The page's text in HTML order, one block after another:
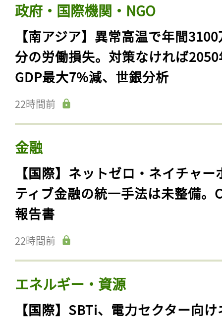
政府・国際機関・NGO
【南アジア】異常高温で年間
分の労働損失。対策なければ
GDP最大7%減、世銀分析
22時間前
金融
【国際】ネットゼロ・ネイチャー
ティブ金融の統一手法は未整備。
報告書
22時間前
エネルギー・資源
【国際】SBTi、電力セクター向